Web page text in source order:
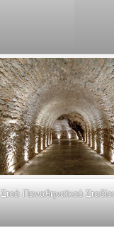
Στοά Παναθηναϊκού